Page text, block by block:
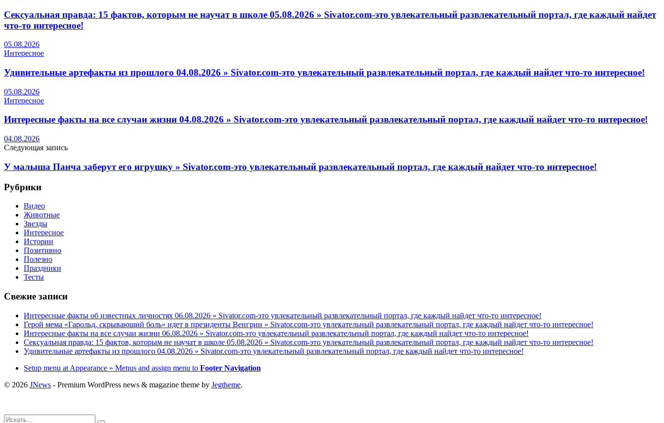
Сексуальная правда: 15 фактов, которым не научат в школе 05.08.2026 » Sivator.com-это увлекательный развлекательный портал, где каждый найдет
что-то интересное!
05.08.2026
Интересное
Удивительные артефакты из прошлого 04.08.2026 » Sivator.com-это увлекательный развлекательный портал, где каждый найдет что-то интересное!
05.08.2026
Интересное
Интересные факты на все случаи жизни 04.08.2026 » Sivator.com-это увлекательный развлекательный портал, где каждый найдет что-то интересное!
04.08.2026
Следующая запись
У малыша Панча заберут его игрушку » Sivator.com-это увлекательный развлекательный портал, где каждый найдет что-то интересное!
Рубрики
Видео
Животные
Звезды
Интересное
Истории
Позитивно
Полезно
Праздники
Тесты
Свежие записи
Интересные факты об известных личностях 06.08.2026 » Sivator.com-это увлекательный развлекательный портал, где каждый найдет что-то интересное!
Герой мема «Гарольд, скрывающий боль» идет в президенты Венгрии » Sivator.com-это увлекательный развлекательный портал, где каждый найдет что-то интересное!
Интересные факты на все случаи жизни 06.08.2026 » Sivator.com-это увлекательный развлекательный портал, где каждый найдет что-то интересное!
Сексуальная правда: 15 фактов, которым не научат в школе 05.08.2026 » Sivator.com-это увлекательный развлекательный портал, где каждый найдет что-то интересное!
Удивительные артефакты из прошлого 04.08.2026 » Sivator.com-это увлекательный развлекательный портал, где каждый найдет что-то интересное!
Setup menu at Appearance » Menus and assign menu to Footer Navigation
© 2026 JNews - Premium WordPress news & magazine theme by Jegtheme.